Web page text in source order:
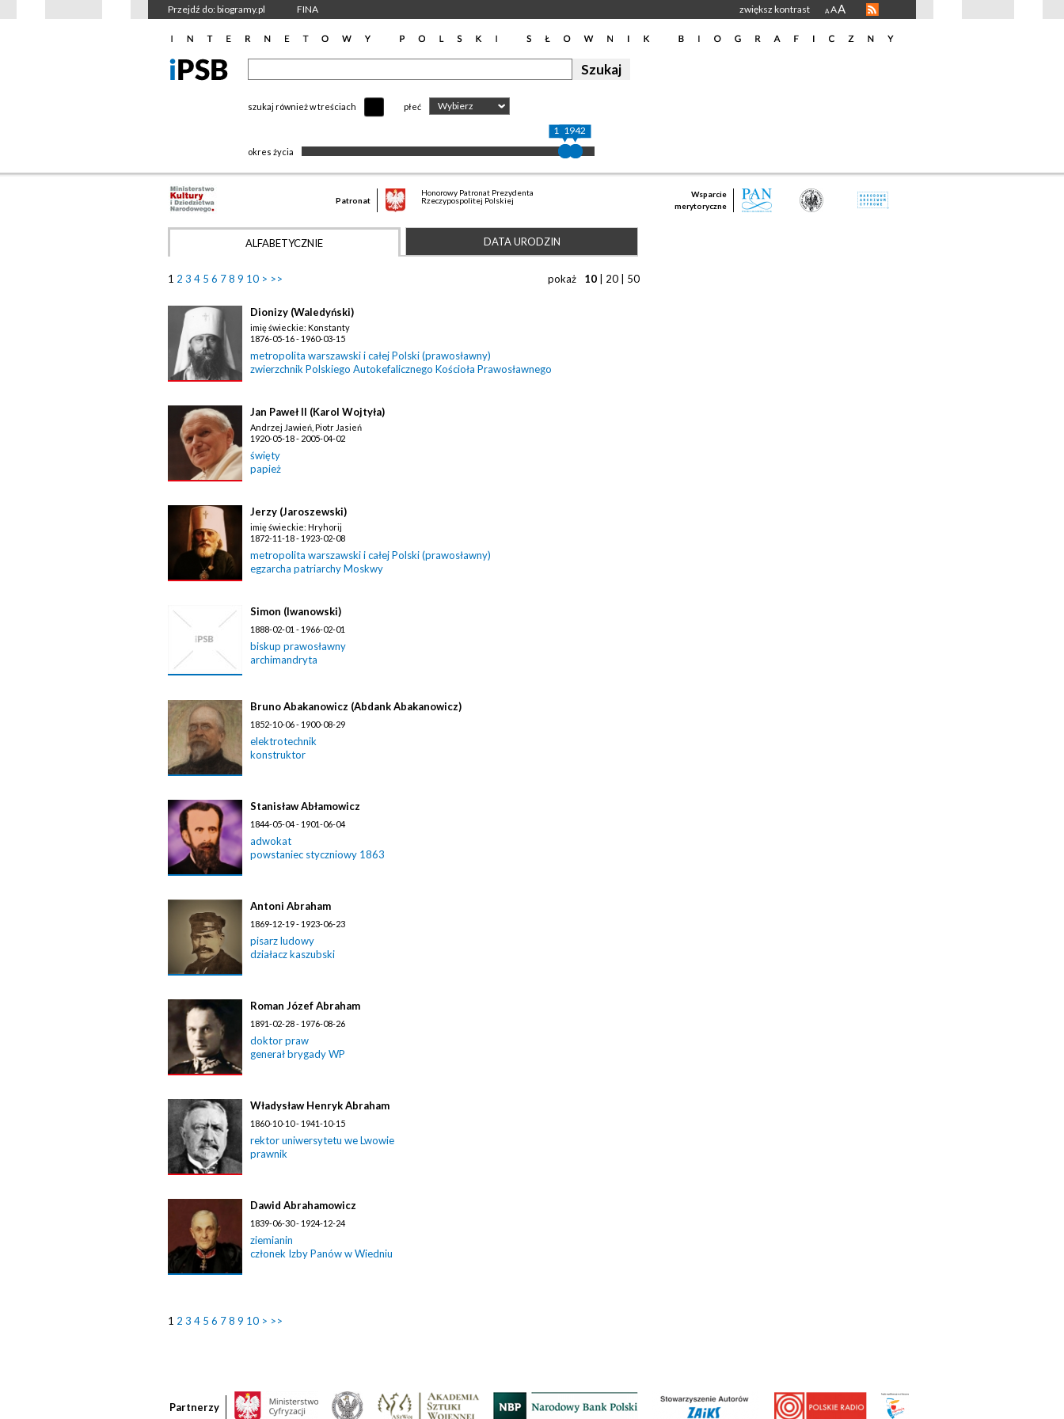
Przejdź do: biogramy.pl FINA zwiększ kontrast A AA
szukaj również w treściach płeć Wybierz
okres życia
19001942
Patronat
Honorowy Patronat Prezydenta
Rzeczypospolitej Polskiej
Wsparcie
merytoryczne
ALFABETYCZNIE DATA URODZIN
1 2 3 4 5 6 78 9 10 > >> pokaż 10 20 50
Dionizy (Waledyński)
imię świeckie: Konstanty
1876-05-16 - 1960-03-15
metropolita warszawski i całej Polski (prawosławny)
zwierzchnik Polskiego Autokefalicznego Kościoła Prawosławnego
Jan Paweł II (Karol Wojtyła)
Andrzej Jawień, Piotr Jasień
1920-05-18 - 2005-04-02
święty
papież
Jerzy (Jaroszewski)
imię świeckie: Hryhorij
1872-11-18 - 1923-02-08
metropolita warszawski i całej Polski (prawosławny)
egzarcha patriarchy Moskwy
Simon (Iwanowski)
1888-02-01 - 1966-02-01
biskup prawosławny
archimandryta
Bruno Abakanowicz (Abdank Abakanowicz)
1852-10-06 - 1900-08-29
elektrotechnik
konstruktor
Stanisław Abłamowicz
1844-05-04 - 1901-06-04
adwokat
powstaniec styczniowy 1863
Antoni Abraham
1869-12-19 - 1923-06-23
pisarz ludowy
działacz kaszubski
Roman Józef Abraham
1891-02-28 - 1976-08-26
doktor praw
generał brygady WP
Władysław Henryk Abraham
1860-10-10 - 1941-10-15
rektor uniwersytetu we Lwowie
prawnik
Dawid Abrahamowicz
1839-06-30 - 1924-12-24
ziemianin
członek Izby Panów w Wiedniu
1 2 3 4 5 6 78 9 10 > >>
Partnerzy